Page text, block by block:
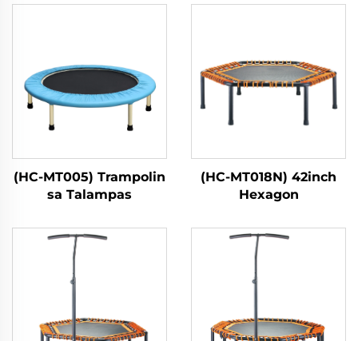
(HC-MT005) Trampolin
sa Talampas
(HC-MT018N) 42inch
Hexagon